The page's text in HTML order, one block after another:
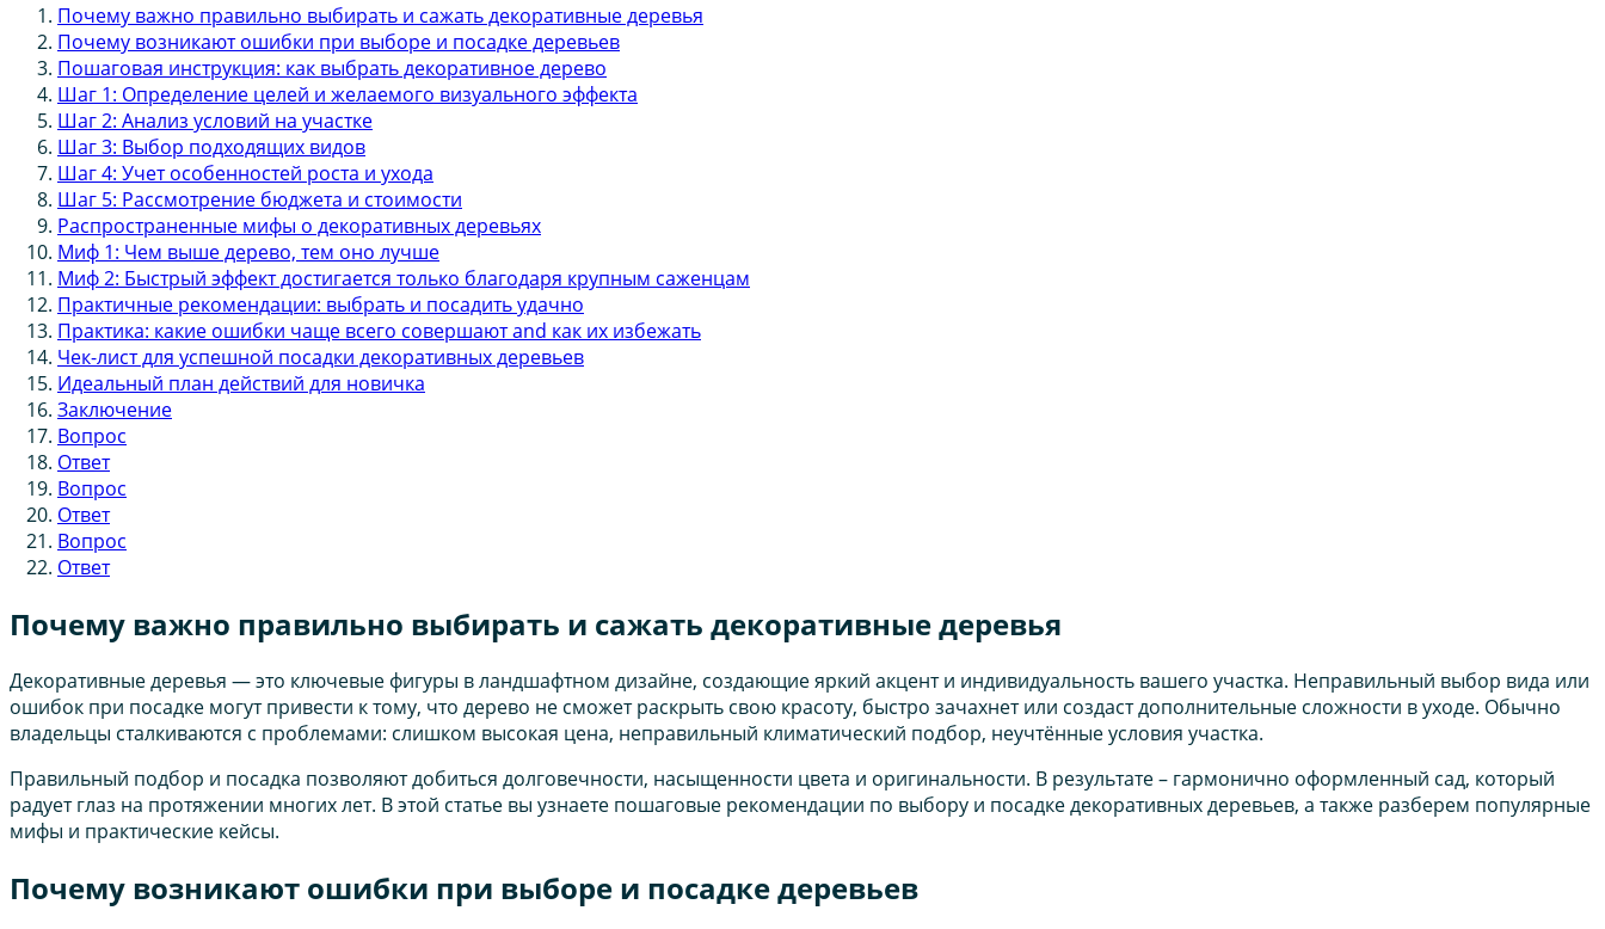
Почему важно правильно выбирать и сажать декоративные деревья
Почему возникают ошибки при выборе и посадке деревьев
Пошаговая инструкция: как выбрать декоративное дерево
Шаг 1: Определение целей и желаемого визуального эффекта
Шаг 2: Анализ условий на участке
Шаг 3: Выбор подходящих видов
Шаг 4: Учет особенностей роста и ухода
Шаг 5: Рассмотрение бюджета и стоимости
Распространенные мифы о декоративных деревьях
Миф 1: Чем выше дерево, тем оно лучше
Миф 2: Быстрый эффект достигается только благодаря крупным саженцам
Практичные рекомендации: выбрать и посадить удачно
Практика: какие ошибки чаще всего совершают and как их избежать
Чек-лист для успешной посадки декоративных деревьев
Идеальный план действий для новичка
Заключение
Вопрос
Ответ
Вопрос
Ответ
Вопрос
Ответ
Почему важно правильно выбирать и сажать декоративные деревья
Декоративные деревья — это ключевые фигуры в ландшафтном дизайне, создающие яркий акцент и индивидуальность вашего участка. Неправильный выбор вида или
ошибок при посадке могут привести к тому, что дерево не сможет раскрыть свою красоту, быстро зачахнет или создаст дополнительные сложности в уходе. Обычно
владельцы сталкиваются с проблемами: слишком высокая цена, неправильный климатический подбор, неучтённые условия участка.
Правильный подбор и посадка позволяют добиться долговечности, насыщенности цвета и оригинальности. В результате – гармонично оформленный сад, который
радует глаз на протяжении многих лет. В этой статье вы узнаете пошаговые рекомендации по выбору и посадке декоративных деревьев, а также разберем популярные
мифы и практические кейсы.
Почему возникают ошибки при выборе и посадке деревьев